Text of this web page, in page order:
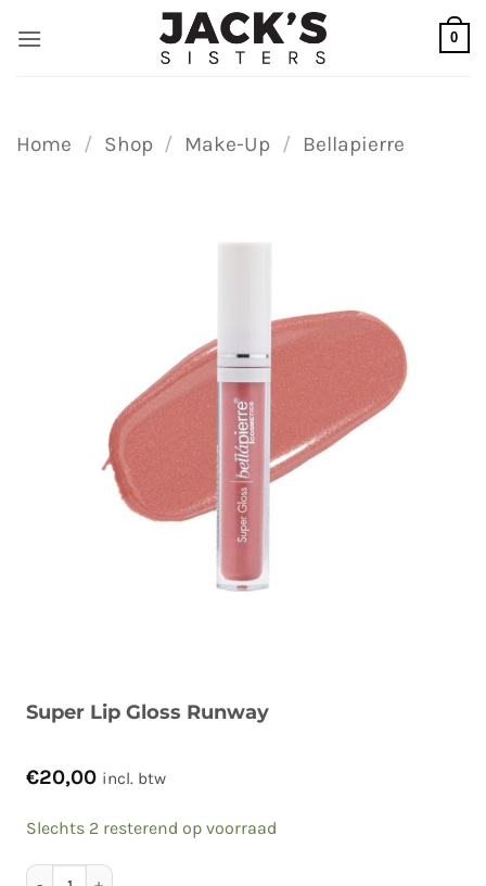
naar
0
Home / Shop / Make-Up / Bellapierre
Super Lip Gloss Runway
€20,00 incl. btw
Slechts 2 resterend op voorraad
Super Lip Gloss Runway aantal